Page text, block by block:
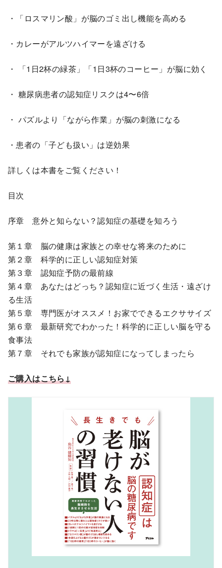
・「ロスマリン酸」が脳のゴミ出し機能を高める
・カレーがアルツハイマーを遠ざける
・ 「1日2杯の緑茶」「1日3杯のコーヒー」が脳に効く
・ 糖尿病患者の認知症リスクは4〜6倍
・ パズルより「ながら作業」が脳の刺激になる
・患者の「子ども扱い」は逆効果
詳しくは本書をご覧ください！
目次
序章 意外と知らない？認知症の基礎を知ろう
第１章 脳の健康は家族との幸せな将来のために
第２章 科学的に正しい認知症対策
第３章 認知症予防の最前線
第４章 あなたはどっち？認知症に近づく生活・遠ざけ
る生活
第５章 専門医がオススメ！お家でできるエクササイズ
第６章 最新研究でわかった！科学的に正しい脳を守る
食事法
第７章 それでも家族が認知症になってしまったら
ご購入はこちら↓